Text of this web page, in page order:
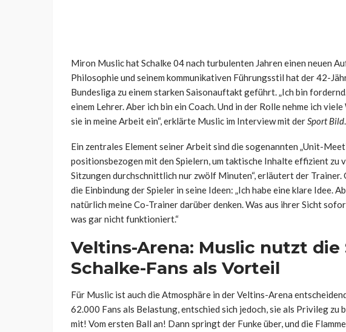
Miron Muslic hat Schalke 04 nach turbulenten Jahren einen neuen
Philosophie und seinem kommunikativen Führungsstil hat der 42-
Bundesliga zu einem starken Saisonauftakt geführt. „Ich bin
einem Lehrer. Aber ich bin ein Coach. Und in der Rolle nehme ich
sie in meine Arbeit ein“, erklärte Muslic im Interview mit derSport Bild.
Ein zentrales Element seiner Arbeit sind die sogenannten „Unit-
positionsbezogen mit den Spielern, um taktische Inhalte effizient zu
Sitzungen durchschnittlich nur zwölf Minuten“, erläutert der
die Einbindung der Spieler in seine Ideen: „Ich habe eine klare Idee.
natürlich meine Co-Trainer darüber denken. Was aus ihrer Sicht
was gar nicht funktioniert.“
Veltins-Arena: Muslic nutzt
Schalke-Fans als Vorteil
Für Muslic ist auch die Atmosphäre in der Veltins-Arena
62.000 Fans als Belastung, entschied sich jedoch, sie als Privileg zu
mit! Vom ersten Ball an! Dann springt der Funke über, und die